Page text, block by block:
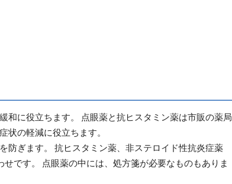
和に役立ちます。 点眼薬と抗ヒスタミン薬は市販の薬局
状の軽減に役立ちます。
防ぎます。 抗ヒスタミン薬、非ステロイド性抗炎症薬
です。 点眼薬の中には、処方箋が必要なものもありま